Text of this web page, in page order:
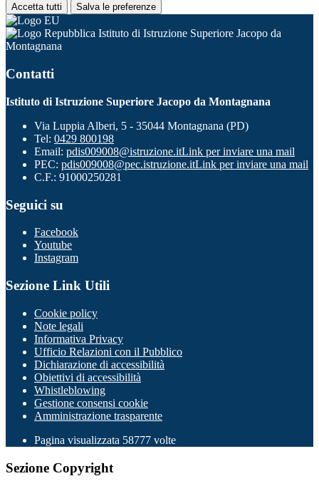
Accetta tutti Salva le preferenze
Istituto di Istruzione Superiore Jacopo da
Montagnana
Contatti
Istituto di Istruzione Superiore Jacopo da Montagnana
Via Luppia Alberi, 5 - 35044 Montagnana (PD)
Tel: 0429 800198
Email: pdis009008@istruzione.itLink per inviare una mail
PEC: pdis009008@pec.istruzione.itLink per inviare una mail
C.F.: 91000250281
Seguici su
Facebook
Youtube
Instagram
Sezione Link Utili
Cookie policy
Note legali
Informativa Privacy
Ufficio Relazioni con il Pubblico
Dichiarazione di accessibilità
Obiettivi di accessibilità
Whistleblowing
Gestione consensi cookie
Amministrazione trasparente
Pagina visualizzata 58777 volte
Sezione Copyright